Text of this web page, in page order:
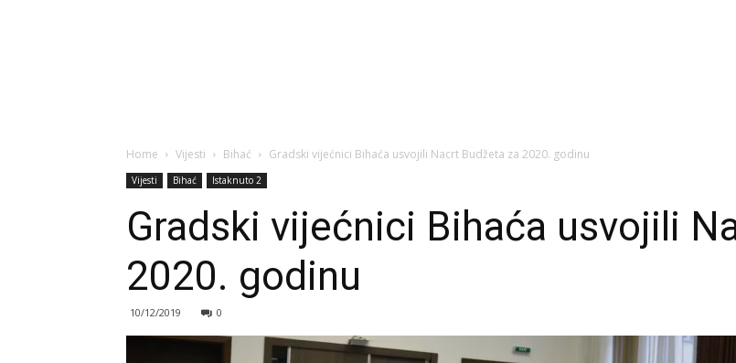
Home Vijesti Bihać Gradski vijećnici Bihaća usvojili Nacrt Budžeta za 2020. godinu
Vijesti Bihać Istaknuto 2
Gradski vijećnici Bihaća usvojili
2020. godinu
10/12/2019 0